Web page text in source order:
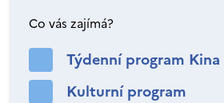
Co vás zajímá?
Týdenní program Kina
Kulturní program